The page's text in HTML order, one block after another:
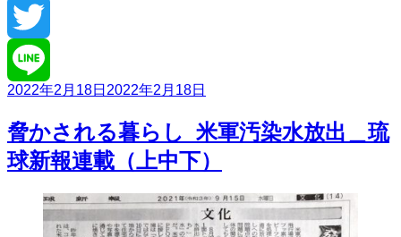
投
日:
2022年2月18日 2022年2月18日
脅かされる暮らし_米軍汚染水放出＿琉
球新報連載（上中下）